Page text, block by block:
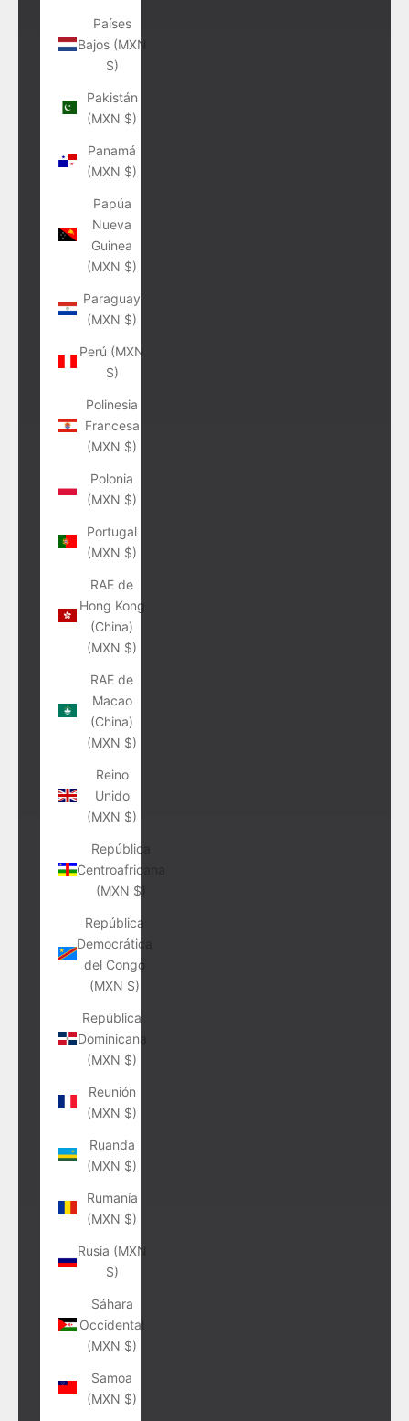
Países
Bajos (MXN
$)
Pakistán
(MXN $)
Panamá
(MXN $)
Papúa
Nueva
Guinea
(MXN $)
Paraguay
(MXN $)
Perú (MXN
$)
Polinesia
Francesa
(MXN $)
Polonia
(MXN $)
Portugal
(MXN $)
RAE de
Hong Kong
(China)
(MXN $)
RAE de
Macao
(China)
(MXN $)
Reino
Unido
(MXN $)
República
Centroafricana
(MXN $)
República
Democrática
del Congo
(MXN $)
República
Dominicana
(MXN $)
Reunión
(MXN $)
Ruanda
(MXN $)
Rumanía
(MXN $)
Rusia (MXN
$)
Sáhara
Occidental
(MXN $)
Samoa
(MXN $)